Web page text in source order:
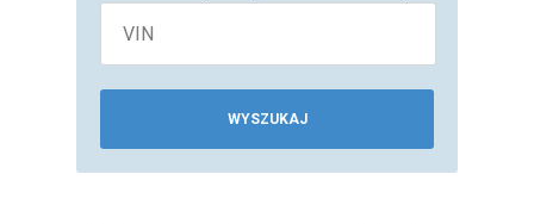
WYSZUKAJ